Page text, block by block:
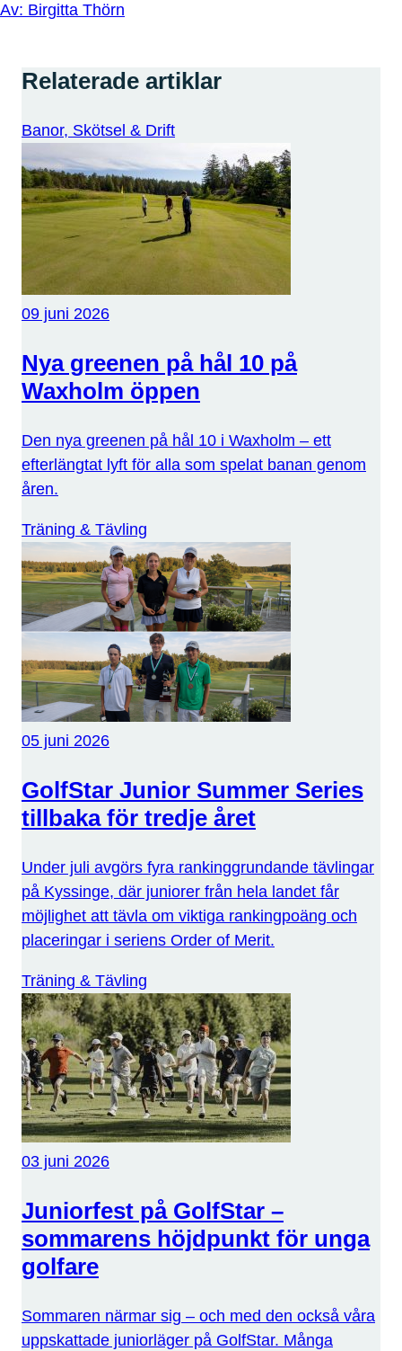
Av: Birgitta Thörn
Relaterade artiklar
Banor, Skötsel & Drift
09 juni 2026
Nya greenen på hål 10 på
Waxholm öppen
Den nya greenen på hål 10 i Waxholm – ett
efterlängtat lyft för alla som spelat banan genom
åren.
Träning & Tävling
05 juni 2026
GolfStar Junior Summer Series
tillbaka för tredje året
Under juli avgörs fyra rankinggrundande tävlingar
på Kyssinge, där juniorer från hela landet får
möjlighet att tävla om viktiga rankingpoäng och
placeringar i seriens Order of Merit.
Träning & Tävling
03 juni 2026
Juniorfest på GolfStar –
sommarens höjdpunkt för unga
golfare
Sommaren närmar sig – och med den också våra
uppskattade juniorläger på GolfStar. Många